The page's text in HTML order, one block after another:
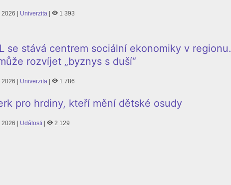
| Univerzita 1 393
se stává centrem sociální ekonomiky v regionu.
rozvíjet „byznys s duší“
| Univerzita 1 786
pro hrdiny, kteří mění dětské osudy
| Události 2 129